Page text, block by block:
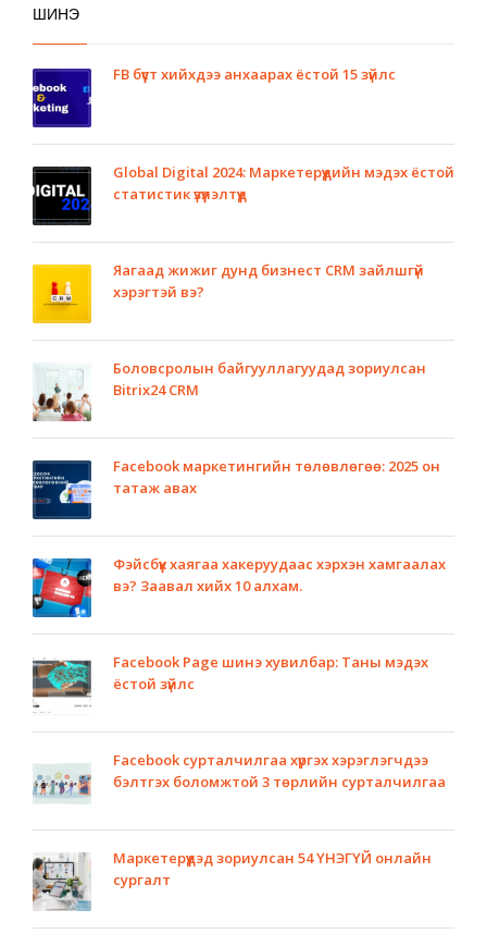
ШИНЭ
FB бүүст хийхдээ анхаарах ёстой 15 зүйлс
Global Digital 2024: Маркетерүүдийн мэдэх ёстой
статистик үзүүлэлтүүд
Яагаад жижиг дунд бизнест CRM зайлшгүй
хэрэгтэй вэ?
Боловсролын байгууллагуудад зориулсан
Bitrix24 CRM
Facebook маркетингийн төлөвлөгөө: 2025 он
татаж авах
Фэйсбүүк хаягаа хакеруудаас хэрхэн хамгаалах
вэ? Заавал хийх 10 алхам.
Facebook Page шинэ хувилбар: Таны мэдэх
ёстой зүйлс
Facebook сурталчилгаа хүргэх хэрэглэгчдээ
бэлтгэх боломжтой 3 төрлийн сурталчилгаа
Маркетерүүдэд зориулсан 54 ҮНЭГҮЙ онлайн
сургалт